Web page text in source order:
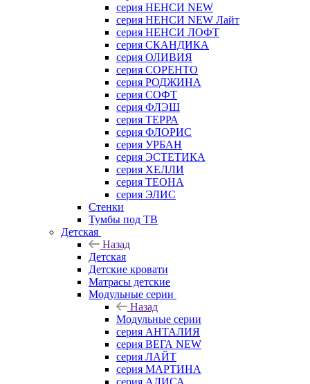
серия НЕНСИ NEW
серия НЕНСИ NEW Лайт
серия НЕНСИ ЛОФТ
серия СКАНДИКА
серия ОЛИВИЯ
серия СОРЕНТО
серия РОДЖИНА
серия СОФТ
серия ФЛЭШ
серия ТЕРРА
серия ФЛОРИС
серия УРБАН
серия ЭСТЕТИКА
серия ХЕЛЛИ
серия ТЕОНА
серия ЭЛИС
Стенки
Тумбы под ТВ
Детская
Назад
Детская
Детские кровати
Матрасы детские
Модульные серии
Назад
Модульные серии
серия АНТАЛИЯ
серия ВЕГА NEW
серия ЛАЙТ
серия МАРТИНА
серия АЛИСА